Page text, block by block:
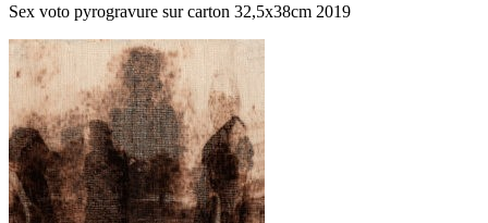
Sex voto pyrogravure sur carton 32,5x38cm 2019